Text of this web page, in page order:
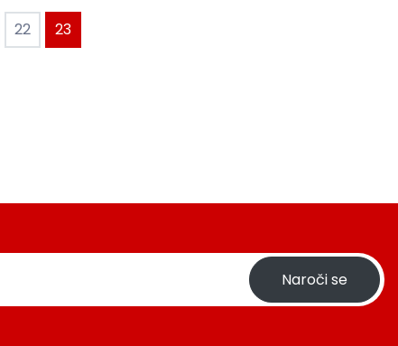
22 23
Naroči se